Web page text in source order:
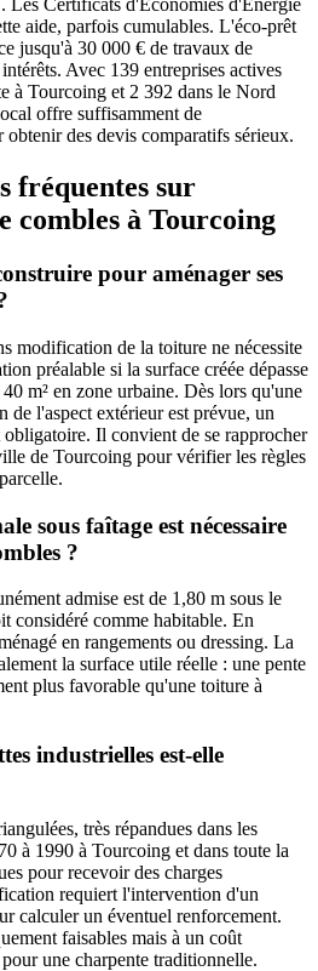
Les Certificats d'Économies d'Énergie
aide, parfois cumulables. L'éco-prêt
jusqu'à 30 000 € de travaux de
Avec 139 entreprises actives
à Tourcoing et 2 392 dans le Nord
offre suffisamment de
des devis comparatifs sérieux.
fréquentes sur
combles à Tourcoing
pour aménager ses
modification de la toiture ne nécessite
préalable si la surface créée dépasse
m² en zone urbaine. Dès lors qu'une
de l'aspect extérieur est prévue, un
Il convient de se rapprocher
de Tourcoing pour vérifier les règles
sous faîtage est nécessaire
?
admise est de 1,80 m sous le
considéré comme habitable. En
en rangements ou dressing. La
la surface utile réelle : une pente
plus favorable qu'une toiture à
industrielles est-elle
très répandues dans les
à 1990 à Tourcoing et dans toute la
pour recevoir des charges
requiert l'intervention d'un
calculer un éventuel renforcement.
faisables mais à un coût
une charpente traditionnelle.